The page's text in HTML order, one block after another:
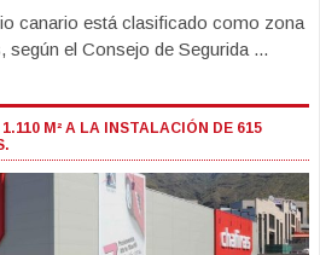
canario está clasificado como zona
según el Consejo de Segurida ...
M² A LA INSTALACIÓN DE 615